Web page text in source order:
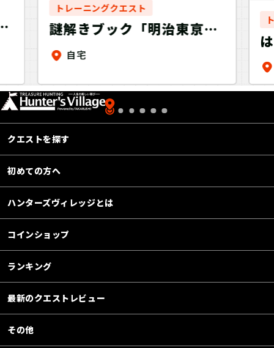
トレーニングクエスト
謎解きブック「明治東亰恋
伽～月蝕の交響曲～」川上
音二郎
自宅
クエストを探す
初めての方へ
ハンターズヴィレッジとは
コインショップ
ランキング
最新のクエストレビュー
その他